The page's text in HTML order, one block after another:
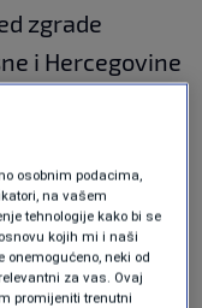
zgrade
i Hercegovine
je od
PCR testiranja
i
kako Vijeća
osobnim podacima,
na vašem
tehnologije kako bi se
kojih mi i naši
onemogućeno, neki od
za vas. Ovaj
promijeniti trenutni